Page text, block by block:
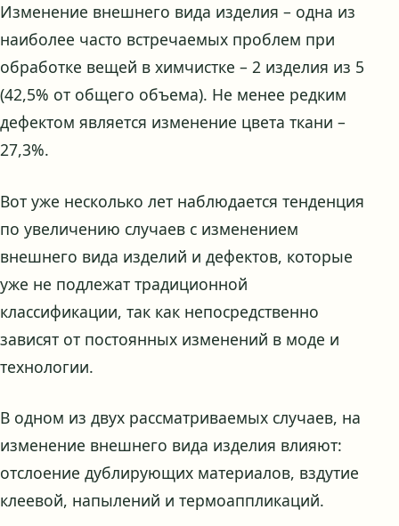
Изменение внешнего вида изделия – одна из
наиболее часто встречаемых проблем при
обработке вещей в химчистке – 2 изделия из 5
(42,5% от общего объема). Не менее редким
дефектом является изменение цвета ткани –
27,3%.
Вот уже несколько лет наблюдается тенденция
по увеличению случаев с изменением
внешнего вида изделий и дефектов, которые
уже не подлежат традиционной
классификации, так как непосредственно
зависят от постоянных изменений в моде и
технологии.
В одном из двух рассматриваемых случаев, на
изменение внешнего вида изделия влияют:
отслоение дублирующих материалов, вздутие
клеевой, напылений и термоаппликаций.